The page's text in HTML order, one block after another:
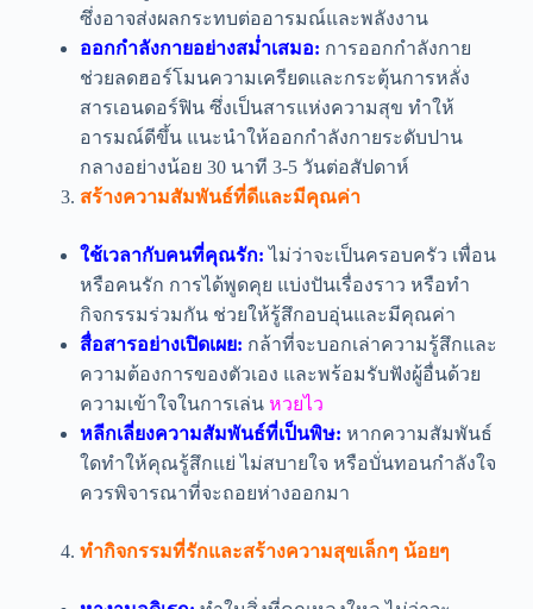
ซึ่งอาจส่งผลกระทบต่ออารมณ์และพลังงาน
ออกกำลังกายอย่างสม่ำเสมอ: การออกกำลังกาย
ช่วยลดฮอร์โมนความเครียดและกระตุ้นการหลั่ง
สารเอนดอร์ฟิน ซึ่งเป็นสารแห่งความสุข ทำให้
อารมณ์ดีขึ้น แนะนำให้ออกกำลังกายระดับปาน
กลางอย่างน้อย 30 นาที 3-5 วันต่อสัปดาห์
สร้างความสัมพันธ์ที่ดีและมีคุณค่า
ใช้เวลากับคนที่คุณรัก: ไม่ว่าจะเป็นครอบครัว เพื่อน
หรือคนรัก การได้พูดคุย แบ่งปันเรื่องราว หรือทำ
กิจกรรมร่วมกัน ช่วยให้รู้สึกอบอุ่นและมีคุณค่า
สื่อสารอย่างเปิดเผย: กล้าที่จะบอกเล่าความรู้สึกและ
ความต้องการของตัวเอง และพร้อมรับฟังผู้อื่นด้วย
ความเข้าใจในการเล่น หวยไว
หลีกเลี่ยงความสัมพันธ์ที่เป็นพิษ: หากความสัมพันธ์
ใดทำให้คุณรู้สึกแย่ ไม่สบายใจ หรือบั่นทอนกำลังใจ
ควรพิจารณาที่จะถอยห่างออกมา
ทำกิจกรรมที่รักและสร้างความสุขเล็กๆ น้อยๆ